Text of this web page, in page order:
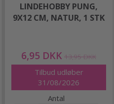
LINDEHOBBY PUNG,
9X12 CM, NATUR, 1 STK
6,95 DKK 13,95 DKK
Tilbud udløber
31/08/2026
Antal